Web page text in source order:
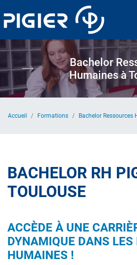
au
contenu
Bachelor
Humaines à
Accueil Formations Bachelor Ressources
BACHELOR RH
TOULOUSE
ACCÈDE À UNE
DYNAMIQUE DANS LES
HUMAINES !